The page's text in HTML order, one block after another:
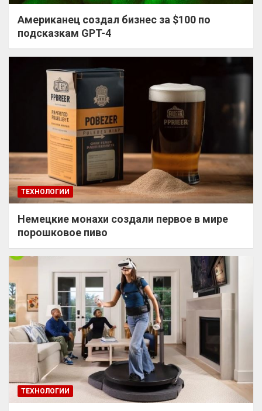
Американец создал бизнес за $100 по
подсказкам GPT-4
ТЕХНОЛОГИИ
Немецкие монахи создали первое в мире
порошковое пиво
ТЕХНОЛОГИИ